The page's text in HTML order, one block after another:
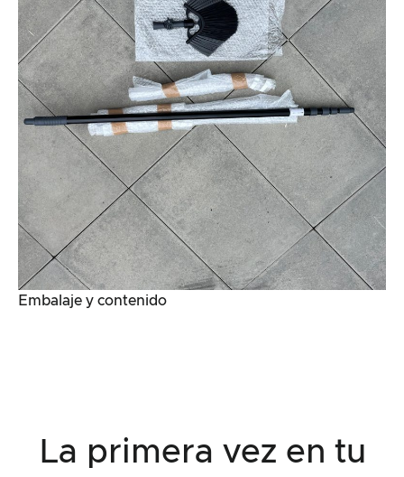
Embalaje y contenido
La primera vez en tu